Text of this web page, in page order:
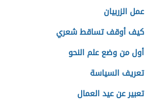
عمل الزربيان
كيف أوقف تساقط شعري
أول من وضع علم النحو
تعريف السياسة
تعبير عن عيد العمال